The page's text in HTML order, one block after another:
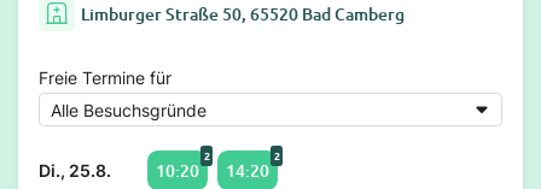
Limburger Straße 50, 65520 Bad Camberg
Freie Termine für
Di., 25.8. 10:20
2
14:20
2